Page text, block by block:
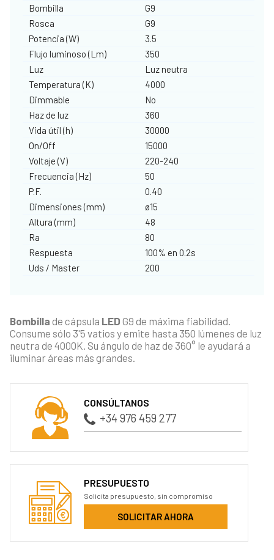
Bombilla
G9
Rosca
G9
Potencia (W)
3.5
Flujo luminoso (Lm)
350
Luz
Luz neutra
Temperatura (K)
4000
Dimmable
No
Haz de luz
360
Vida útil (h)
30000
On/Off
15000
Voltaje (V)
220-240
Frecuencia (Hz)
50
P.F.
0.40
Dimensiones (mm)
ø15
Altura (mm)
48
Ra
80
Respuesta
100% en 0.2s
Uds / Master
200
Bombilla de cápsula LED G9 de máxima fiabilidad.
Consume sólo 3'5 vatios y emite hasta 350 lúmenes de luz
neutra de 4000K. Su ángulo de haz de 360° le ayudará a
iluminar áreas más grandes.
CONSÚLTANOS
+34 976 459 277
PRESUPUESTO
Solicita presupuesto, sin compromiso
SOLICITAR AHORA